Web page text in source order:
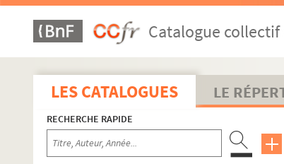
Catalogue collectif
LES CATALOGUES LE
RECHERCHE RAPIDE